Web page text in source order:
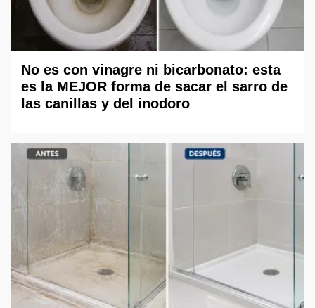
No es con vinagre ni bicarbonato: esta
es la MEJOR forma de sacar el sarro de
las canillas y del inodoro